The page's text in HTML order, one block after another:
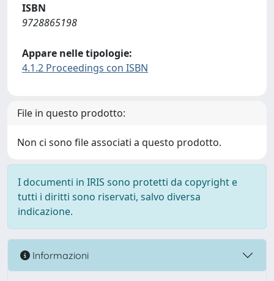
ISBN
9728865198
Appare nelle tipologie:
4.1.2 Proceedings con ISBN
File in questo prodotto:
Non ci sono file associati a questo prodotto.
I documenti in IRIS sono protetti da copyright e
tutti i diritti sono riservati, salvo diversa
indicazione.
Informazioni